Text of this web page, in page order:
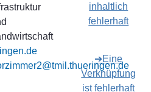
inhaltlich
fehlerhaft
➔Eine
Verknüpfung
ist fehlerhaft